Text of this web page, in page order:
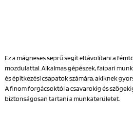
Ez a mágneses seprű segít eltávolítani a
mozdulattal. Alkalmas gépészek, faipari
és építkezési csapatok számára, akiknek
A finom forgácsoktól a csavarokig és
biztonságosan tartani a munkaterületet.